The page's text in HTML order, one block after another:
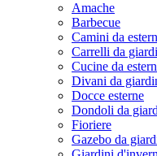
Amache
Barbecue
Camini da
Carrelli da
Cucine da
Divani da
Docce esterne
Dondoli da
Fioriere
Gazebo da